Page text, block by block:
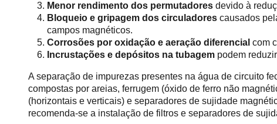
Menor rendimento dos permutadores devido à
Bloqueio e gripagem dos circuladores causados
campos magnéticos.
Corrosões por oxidação e aeração diferencial com
Incrustações e depósitos na tubagem podem
A separação de impurezas presentes na água de circuito
compostas por areias, ferrugem (óxido de ferro não
(horizontais e verticais) e separadores de sujidade
recomenda-se a instalação de filtros e separadores de